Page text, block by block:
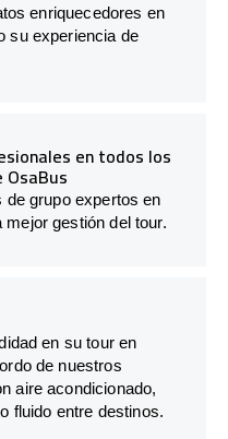
enriquecedores en
su experiencia de
en todos los
de grupo expertos en
gestión del tour.
en su tour en
de nuestros
aire acondicionado,
fluido entre destinos.